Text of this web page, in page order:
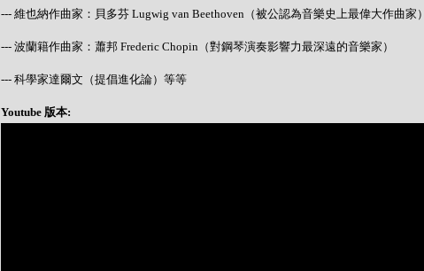
--- 維也納作曲家：貝多芬 Lugwig van Beethoven（被公認為音樂史上最偉大作曲家
--- 波蘭籍作曲家：蕭邦 Frederic Chopin（對鋼琴演奏影響力最深遠的音樂家）
--- 科學家達爾文（提倡進化論）等等
Youtube 版本: